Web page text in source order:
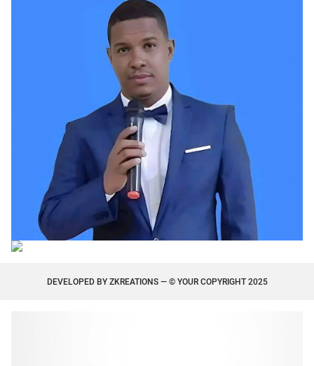
DEVELOPED BY ZKREATIONS— © YOUR COPYRIGHT 2025